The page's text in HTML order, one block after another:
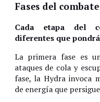
Fases del
Cada etapa del
diferentes que
La primera fase es
ataques de cola y
fase, la Hydra invoca
de energía que